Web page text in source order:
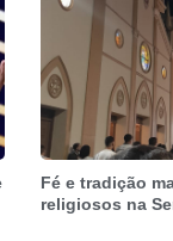
Fé e tradição
religiosos na